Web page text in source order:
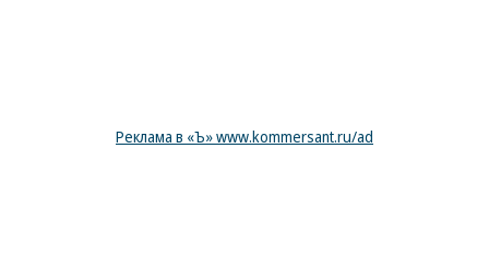
Реклама в «Ъ» www.kommersant.ru/ad